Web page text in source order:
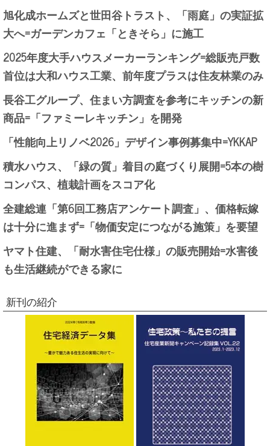
旭化成ホームズと世田谷トラスト、「雨庭」の実証拡
大へ=ガーデンカフェ「ときそら」に施工
2025年度大手ハウスメーカーランキング=総販売戸数
首位は大和ハウス工業、前年度プラスは住友林業のみ
長谷工グループ、住まい方調査を参考にキッチンの新
商品=「ファミーレキッチン」を開発
「性能向上リノベ2026」デザイン事例募集中=YKKAP
積水ハウス、「緑の質」着目の庭づくり展開=5本の樹
コンパス、植栽計画をスコア化
全建総連「第6回工務店アンケート調査」、価格転嫁
は十分に進まず=「物価安定につながる施策」を要望
ヤマト住建、「耐水害住宅仕様」の販売開始=水害後
も生活継続ができる家に
新刊の紹介